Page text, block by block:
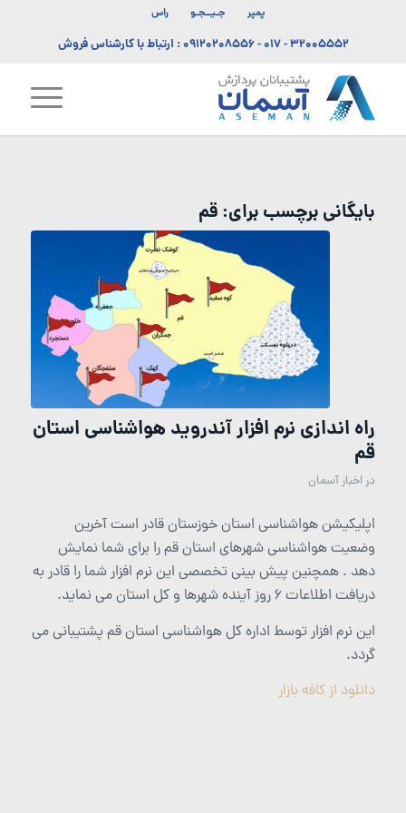
پمپر جـیــجـو راس
۳۲۰۰۵۵۵۲ - ۰۱۷ -۰۹۱۲۰۲۰۸۵۵۶: ارتباط با کارشناس فروش
بایگانی برچسب برای:قم
راه اندازی نرم افزار آندروید هواشناسی استان
قم
دراخبار آسمان
اپلیکیشن هواشناسی استان خوزستان قادر است آخرین
وضعیت هواشناسی شهرهای استان قم را برای شما نمایش
دهد . همچنین پیش بینی تخصصی این نرم افزار شما را قادر به
دریافت اطلاعات 6 روز آینده شهرها و کل استان می نماید.
این نرم افزار توسط اداره کل هواشناسی استان قم پشتیبانی می
گردد.
دانلود از کافه بازار